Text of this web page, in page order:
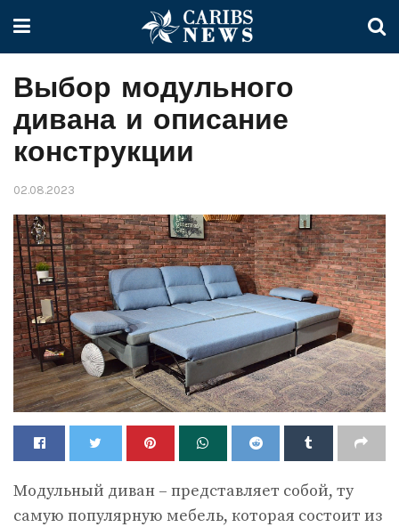
Выбор модульного
дивана и описание
конструкции
02.08.2023
Модульный диван – представляет собой, ту
самую популярную мебель, которая состоит из